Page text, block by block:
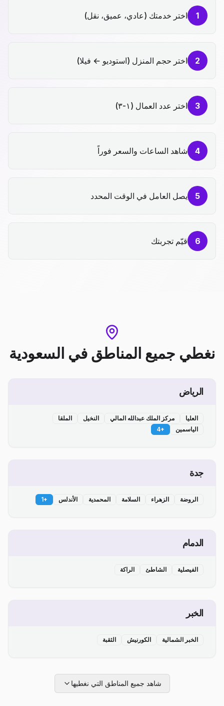
1 اختر خدمتك (عادي، عميق، نقل)
2 اختر حجم المنزل (استوديو ← فيلا)
3 اختر عدد العمال (١-٣)
4 شاهد الساعات والسعر فوراً
5 يصل العامل في الوقت المحدد
6 قيّم تجربتك
نغطي جميع المناطق في السعودية
الرياض
العليا مركز الملك عبدالله المالي النخيل
الملقا
الياسمين
+
4
جدة
الروضة الزهراء السلامة المحمدية الأندلس +
1
الدمام
الفيصلية الشاطئ الراكة
الخبر
الخبر الشمالية الكورنيش الثقبة
شاهد جميع المناطق التي نغطيها